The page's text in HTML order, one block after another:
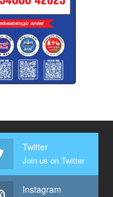
Twitter
Join us on Twitter
Instagram